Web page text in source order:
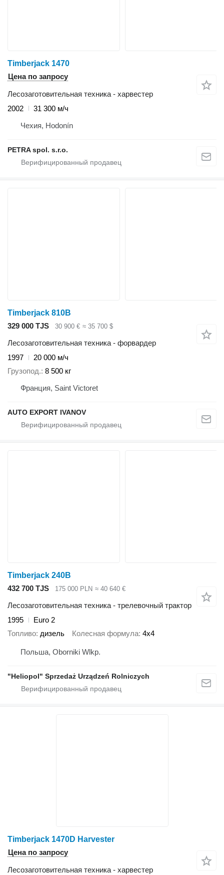
Timberjack 1470
Цена по запросу
Лесозаготовительная техника - харвестер
2002
31 300 м/ч
Чехия, Hodonín
PETRA spol. s.r.o.
Timberjack 810B
329 000 TJS
30 900 € ≈ 35 700 $
Лесозаготовительная техника - форвардер
1997
20 000 м/ч
Грузопод. 8 500 кг
Франция, Saint Victoret
AUTO EXPORT IVANOV
Timberjack 240B
432 700 TJS
175 000 PLN ≈ 40 640 €
Лесозаготовительная техника - трелевочный трактор
1995
Euro 2
Топливо дизель Колесная формула 4x4
Польша, Oborniki Wlkp.
"Heliopol" Sprzedaż Urządzeń Rolniczych
Timberjack 1470D Harvester
Цена по запросу
Лесозаготовительная техника - харвестер